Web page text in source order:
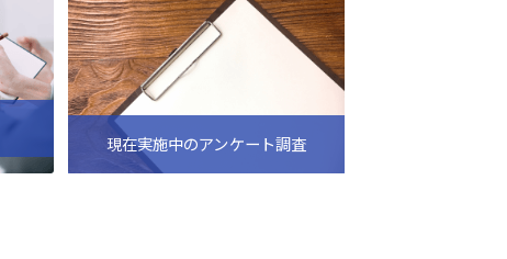
現在実施中のアンケート調査